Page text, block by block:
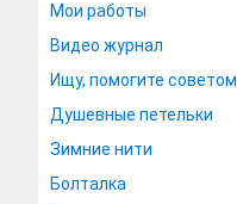
Мои работы
Видео журнал
Ищу, помогите советом
Душевные петельки
Зимние нити
Болталка